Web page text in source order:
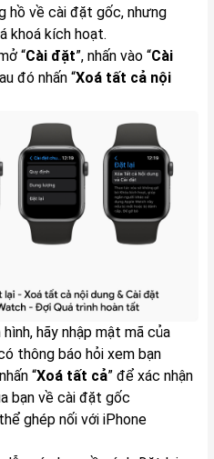
hồ về cài đặt gốc, nhưng
khoá kích hoạt.
“Cài đặt”, nhấn vào “Cài
đó nhấn “Xoá tất cả nội
hãy nhập mật mã của
thông báo hỏi xem bạn
“Xoá tất cả” để xác nhận
bạn về cài đặt gốc
ghép nối với iPhone